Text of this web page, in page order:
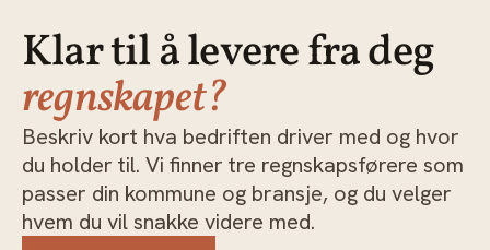
Klar til å levere fra deg
regnskapet?
Beskriv kort hva bedriften driver med og hvor
du holder til. Vi finner tre regnskapsførere som
passer din kommune og bransje, og du velger
hvem du vil snakke videre med.